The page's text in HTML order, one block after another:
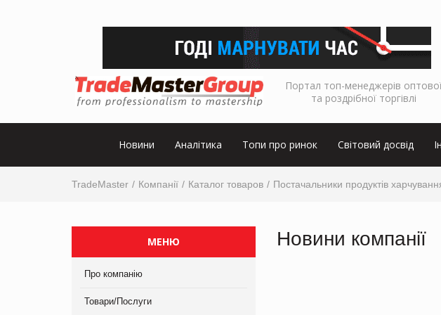
Портал топ-менеджерів
та роздрібної торгівлі
Новини Аналітика Топи про ринок Світовий досвід
TradeMaster Компанії Каталог товаров Постачальники продуктів
МЕНЮ
Про компанію
Товари/Послуги
Новини компанії